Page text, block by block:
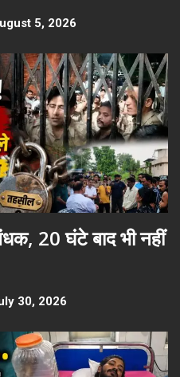
5, 2026
20 घंटे बाद भी नहीं
30, 2026